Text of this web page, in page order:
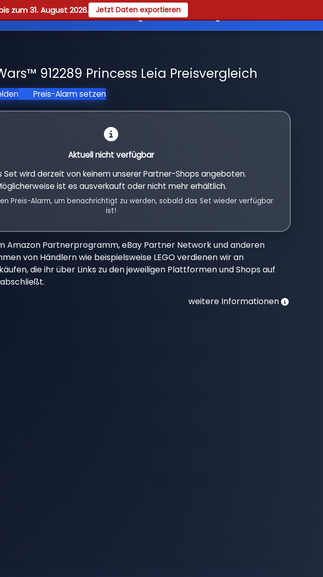
zum 31. August 2026. Jetzt Daten exportieren
Reviews Guides Registrieren
912289 Princess Leia Preisvergleich
Preis-Alarm setzen
Aktuell nicht verfügbar
Set wird derzeit von keinem unserer Partner-Shops angeboten.
ist es ausverkauft oder nicht mehr erhältlich.
Preis-Alarm, um benachrichtigt zu werden, sobald das Set wieder verfügbar
ist!
Amazon Partnerprogramm, eBay Partner Network und anderen
von Händlern wie beispielsweise LEGO verdienen wir an
die ihr über Links zu den jeweiligen Plattformen und Shops auf
weitere Informationen